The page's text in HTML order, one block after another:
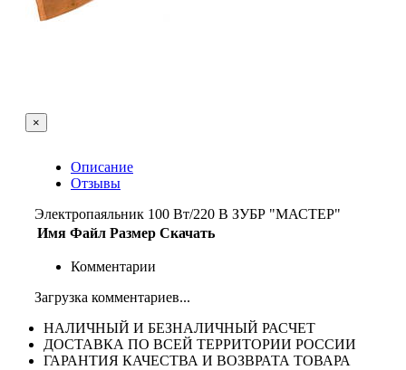
×
Описание
Отзывы
Электропаяльник 100 Вт/220 В ЗУБР "МАСТЕР"
Имя Файл Размер Скачать
Комментарии
Загрузка комментариев...
НАЛИЧНЫЙ И БЕЗНАЛИЧНЫЙ РАСЧЕТ
ДОСТАВКА ПО ВСЕЙ ТЕРРИТОРИИ РОССИИ
ГАРАНТИЯ КАЧЕСТВА И ВОЗВРАТА ТОВАРА